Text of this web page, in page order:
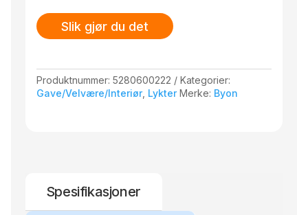
Slik gjør du det
Produktnummer:5280600222
Kategorier:
Gave/Velvære/Interiør, Lykter Merke: Byon
Spesifikasjoner